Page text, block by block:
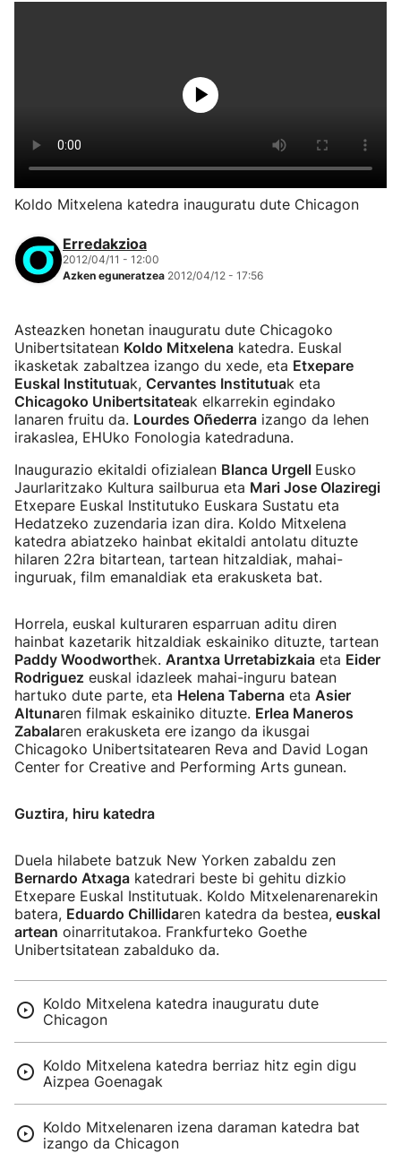
Koldo Mitxelena katedra inauguratu dute Chicagon
Erredakzioa
2012/04/11 - 12:00
Azken eguneratzea 2012/04/12 - 17:56
Asteazken honetan inauguratu dute Chicagoko
Unibertsitatean Koldo Mitxelena katedra. Euskal
ikasketak zabaltzea izango du xede, eta Etxepare
Euskal Institutuak, Cervantes Institutuak eta
Chicagoko Unibertsitateak elkarrekin egindako
lanaren fruitu da. Lourdes Oñederra izango da lehen
irakaslea, EHUko Fonologia katedraduna.
Inaugurazio ekitaldi ofizialean Blanca Urgell Eusko
Jaurlaritzako Kultura sailburua eta Mari Jose Olaziregi
Etxepare Euskal Institutuko Euskara Sustatu eta
Hedatzeko zuzendaria izan dira. Koldo Mitxelena
katedra abiatzeko hainbat ekitaldi antolatu dituzte
hilaren 22ra bitartean, tartean hitzaldiak, mahai-
inguruak, film emanaldiak eta erakusketa bat.
Horrela, euskal kulturaren esparruan aditu diren
hainbat kazetarik hitzaldiak eskainiko dituzte, tartean
Paddy Woodworthek. Arantxa Urretabizkaia eta Eider
Rodriguez euskal idazleek mahai-inguru batean
hartuko dute parte, eta Helena Taberna eta Asier
Altunaren filmak eskainiko dituzte. Erlea Maneros
Zabalaren erakusketa ere izango da ikusgai
Chicagoko Unibertsitatearen Reva and David Logan
Center for Creative and Performing Arts gunean.
Guztira, hiru katedra
Duela hilabete batzuk New Yorken zabaldu zen
Bernardo Atxaga katedrari beste bi gehitu dizkio
Etxepare Euskal Institutuak. Koldo Mitxelenarenarekin
batera, Eduardo Chillidaren katedra da bestea, euskal
artean oinarritutakoa. Frankfurteko Goethe
Unibertsitatean zabalduko da.
Koldo Mitxelena katedra inauguratu dute
Chicagon
Koldo Mitxelena katedra berriaz hitz egin digu
Aizpea Goenagak
Koldo Mitxelenaren izena daraman katedra bat
izango da Chicagon